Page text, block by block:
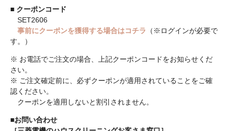
■ クーポンコード
SET2606
事前にクーポンを獲得する場合はコチラ
（※ログインが必要で
す。）
※ お電話でご注文の場合、上記クーポンコードをお知らせくだ
さい。
※ ご注文確定前に、必ずクーポンが適用されていることをご確
認ください。
クーポンを適用しないと割引されません。
■お問い合わせ